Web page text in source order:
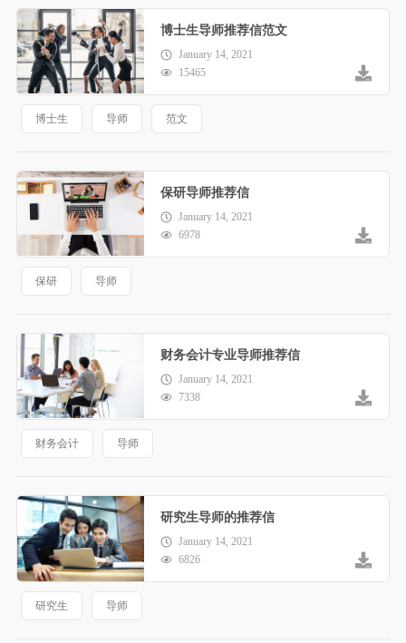
博士生导师推荐信范文
January 14, 2021
15465
博士生 导师 范文
保研导师推荐信
January 14, 2021
6978
保研 导师
财务会计专业导师推荐信
January 14, 2021
7338
财务会计 导师
研究生导师的推荐信
January 14, 2021
6826
研究生 导师